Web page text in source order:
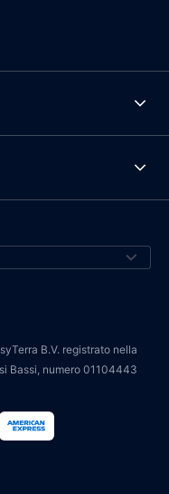
B.V. registrato nella
Bassi, numero 01104443